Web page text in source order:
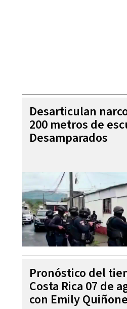
Desarticulan
200 metros de
Desamparados
Pronóstico del
Costa Rica 07 de
con Emily